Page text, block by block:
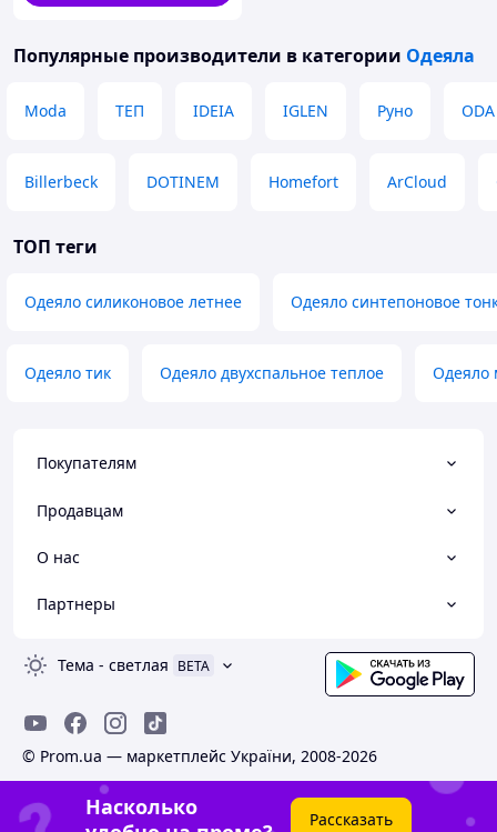
Популярные производители в категории Одеяла
Moda ТЕП IDEIA IGLEN Руно ODA
Billerbeck DOTINEM Homefort ArCloud
ТОП теги
Одеяло силиконовое летнее Одеяло синтепоновое
Одеяло тик Одеяло двухспальное теплое Одеяло
Покупателям
Продавцам
О нас
Партнеры
Тема - светлая BETA
© Prom.ua — маркетплейс України, 2008-2026
Насколько
Рассказать